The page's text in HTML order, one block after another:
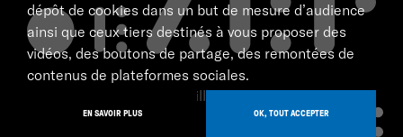
scène nationale de Marseille
tous droits réservé 2026
dépôt de cookies dans un but de mesure d’audience
ainsi que ceux tiers destinés à vous proposer des
vidéos, des boutons de partage, des remontées de
contenus de plateformes sociales.
EN SAVOIR PLUS OK, TOUT ACCEPTER